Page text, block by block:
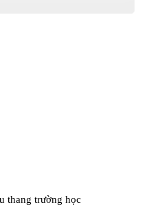
thang trường học